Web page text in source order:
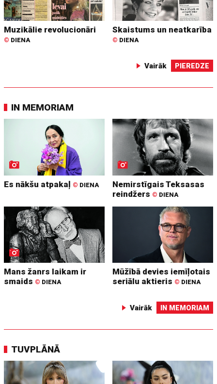
Muzikālie revolucionāri
© DIENA
Skaistums un neatkarība
© DIENA
Vairāk PIEREDZE
IN MEMORIAM
Es nākšu atpakaļ © DIENA
Nemirstīgais Teksasas
reindžers © DIENA
Mans žanrs laikam ir
smaids © DIENA
Mūžībā devies iemīļotais
seriālu aktieris © DIENA
Vairāk IN MEMORIAM
TUVPLĀNĀ